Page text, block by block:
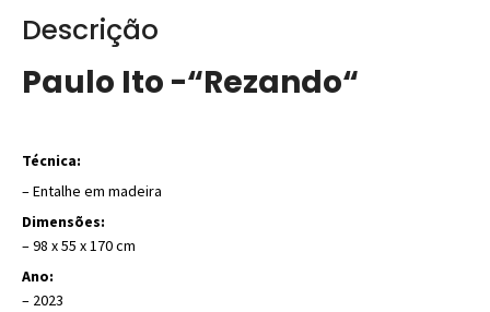
Descrição
Paulo Ito -“Rezando“
Técnica:
– Entalhe em madeira
Dimensões:
– 98 x 55 x 170 cm
Ano:
– 2023